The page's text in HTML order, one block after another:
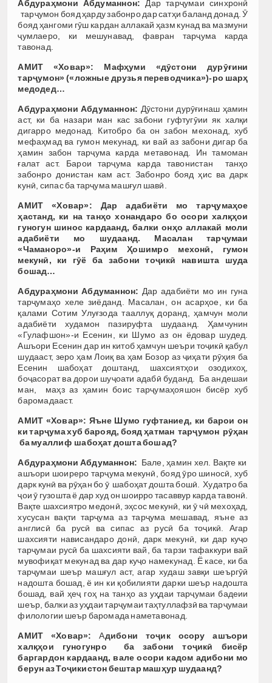
Абдураҳмони Абдуманнон: Дар тарҷумаи синхронӣ
тарҷумон бояд ҳарду забонро дар сатҳи баланд донад. Ӯ
бояд ҳангоми гӯш кардан аллакай ҳазм кунад ва мазмуни
ҷумлаеро, ки мешунавад, фавран тарҷума карда
тавонад.
АМИТ «Ховар»:
Мафҳуми «дӯстони дурӯғини
тарҷумон» («ложные друзья переводчика»)-ро шарҳ
медодед…
Абдураҳмони Абдуманнон: Дӯстони дурӯғинаш ҳамин
аст, ки ба назари ман кас забони гуфтугӯии як халқи
дигарро медонад. Китобро ба он забон мехонад, хуб
мефаҳмад ва гумон мекунад, ки вай аз забони дигар ба
ҳамин забон тарҷума карда метавонад. Ин тамоман
ғалат аст. Барои тарҷума карда тавонистан танҳо
забонро донистан кам аст. Забонро бояд ҳис ва дарк
кунӣ, сипас ба тарҷума машғул шавӣ.
АМИТ «Ховар»:
Дар адабиёти мо тарҷумаҳое
ҳастанд, ки на танҳо хонандаро бо осори халқҳои
гуногун шинос кардаанд, балки онҳо аллакай моли
адабиёти мо шудаанд. Масалан тарҷумаи
«Чаманоро»-и Раҳим Ҳошимро мехонӣ, гумон
мекунӣ, ки гӯё ба забони тоҷикӣ навишта шуда
бошад…
Абдураҳмони Абдуманнон: Дар адабиёти мо ин гуна
тарҷумаҳо хеле зиёданд. Масалан, он асарҳое, ки ба
қалами Сотим Улуғзода тааллуқ доранд, ҳамчун моли
адабиёти худамон пазируфта шудаанд. Ҳамчунин
«Гулафшон»-и Есенин, ки Шумо аз он ёдовар шудед.
Ашъори Есенин дар ин китоб ҳамчун шеъри тоҷикӣ қабул
шудааст, зеро ҳам Лоиқ ва ҳам Бозор аз ҷиҳати рӯҳия ба
Есенин шабоҳат доштанд, шахсиятҳои озодихоҳ,
боҷасорат ва дорои шуҷоати адабӣ буданд. Ба андешаи
ман, маҳз аз ҳамин боис тарҷумаҳояшон бисёр хуб
баромадааст.
АМИТ «Ховар»: Яъне Шумо гуфтаниед, ки барои он
ки тарҷума хуб барояд, бояд ҳатман тарҷумон рӯҳан
ба муаллиф шабоҳат дошта бошад?
Абдураҳмони Абдуманнон: Бале, ҳамин хел. Вақте ки
ашъори шоиреро тарҷума мекунӣ, бояд ӯро шиносӣ, хуб
дарк кунӣ ва рӯҳан бо ӯ шабоҳат дошта бошӣ. Худатро ба
ҷои ӯ гузошта ё дар худ он шоирро тасаввур карда тавонӣ.
Вақте шахсиятро медонӣ, эҳсос мекунӣ, ки ӯ чӣ мехоҳад,
хусусан вақти тарҷума аз тарҷума мешавад, яъне аз
англисӣ ба русӣ ва сипас аз русӣ ба тоҷикӣ. Агар
шахсияти нависандаро донӣ, дарк мекунӣ, ки дар куҷо
тарҷумаи русӣ ба шахсияти вай, ба тарзи тафаккури вай
мувофиқат мекунад ва дар куҷо намекунад. Ё касе, ки ба
тарҷумаи шеър машғул аст, агар худаш завқи шеъргӯӣ
надошта бошад, ё ин ки қобилияти дарки шеър надошта
бошад, вай ҳеҷ гоҳ на танҳо аз уҳдаи тарҷумаи бадеии
шеър, балки аз уҳдаи тарҷумаи таҳтуллафзӣ ва тарҷумаи
филологии шеър баромада наметавонад.
АМИТ «Ховар»: Адибони тоҷик осору ашъори
халқҳои гуногунро ба забони тоҷикӣ бисёр
баргардон кардаанд, вале осори кадом адибони мо
берун аз Тоҷикистон бештар машҳур шудаанд?